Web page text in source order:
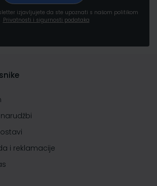
izjavljujete da ste upoznati s našom politikom
Privatnosti i sigurnosti podataka
i reklamacije